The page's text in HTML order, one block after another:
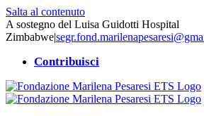
Salta al contenuto
A sostegno del Luisa Guidotti Hospital
Zimbabwe|
Contribuisci